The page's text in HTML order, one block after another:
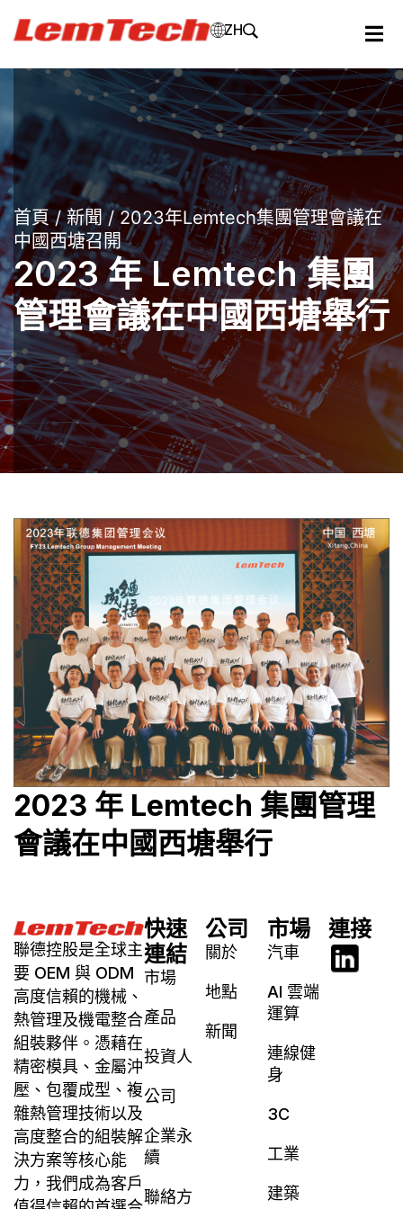
ZH
首頁/新聞/ 2023年Lemtech集團管理會議在
中國西塘召開
2023 年 Lemtech 集團
管理會議在中國西塘舉行
2023 年 Lemtech 集團管理
會議在中國西塘舉行
聯德控股是全球主
要 OEM 與 ODM
高度信賴的機械、
熱管理及機電整合
組裝夥伴。憑藉在
精密模具、金屬沖
壓、包覆成型、複
雜熱管理技術以及
高度整合的組裝解
決方案等核心能
力，我們成為客戶
快速
連結
市場
產品
投資人
公司
企業永
續
聯絡方
公司
關於
地點
新聞
市場
汽車
AI 雲端
運算
連線健
身
3C
工業
建築
連接